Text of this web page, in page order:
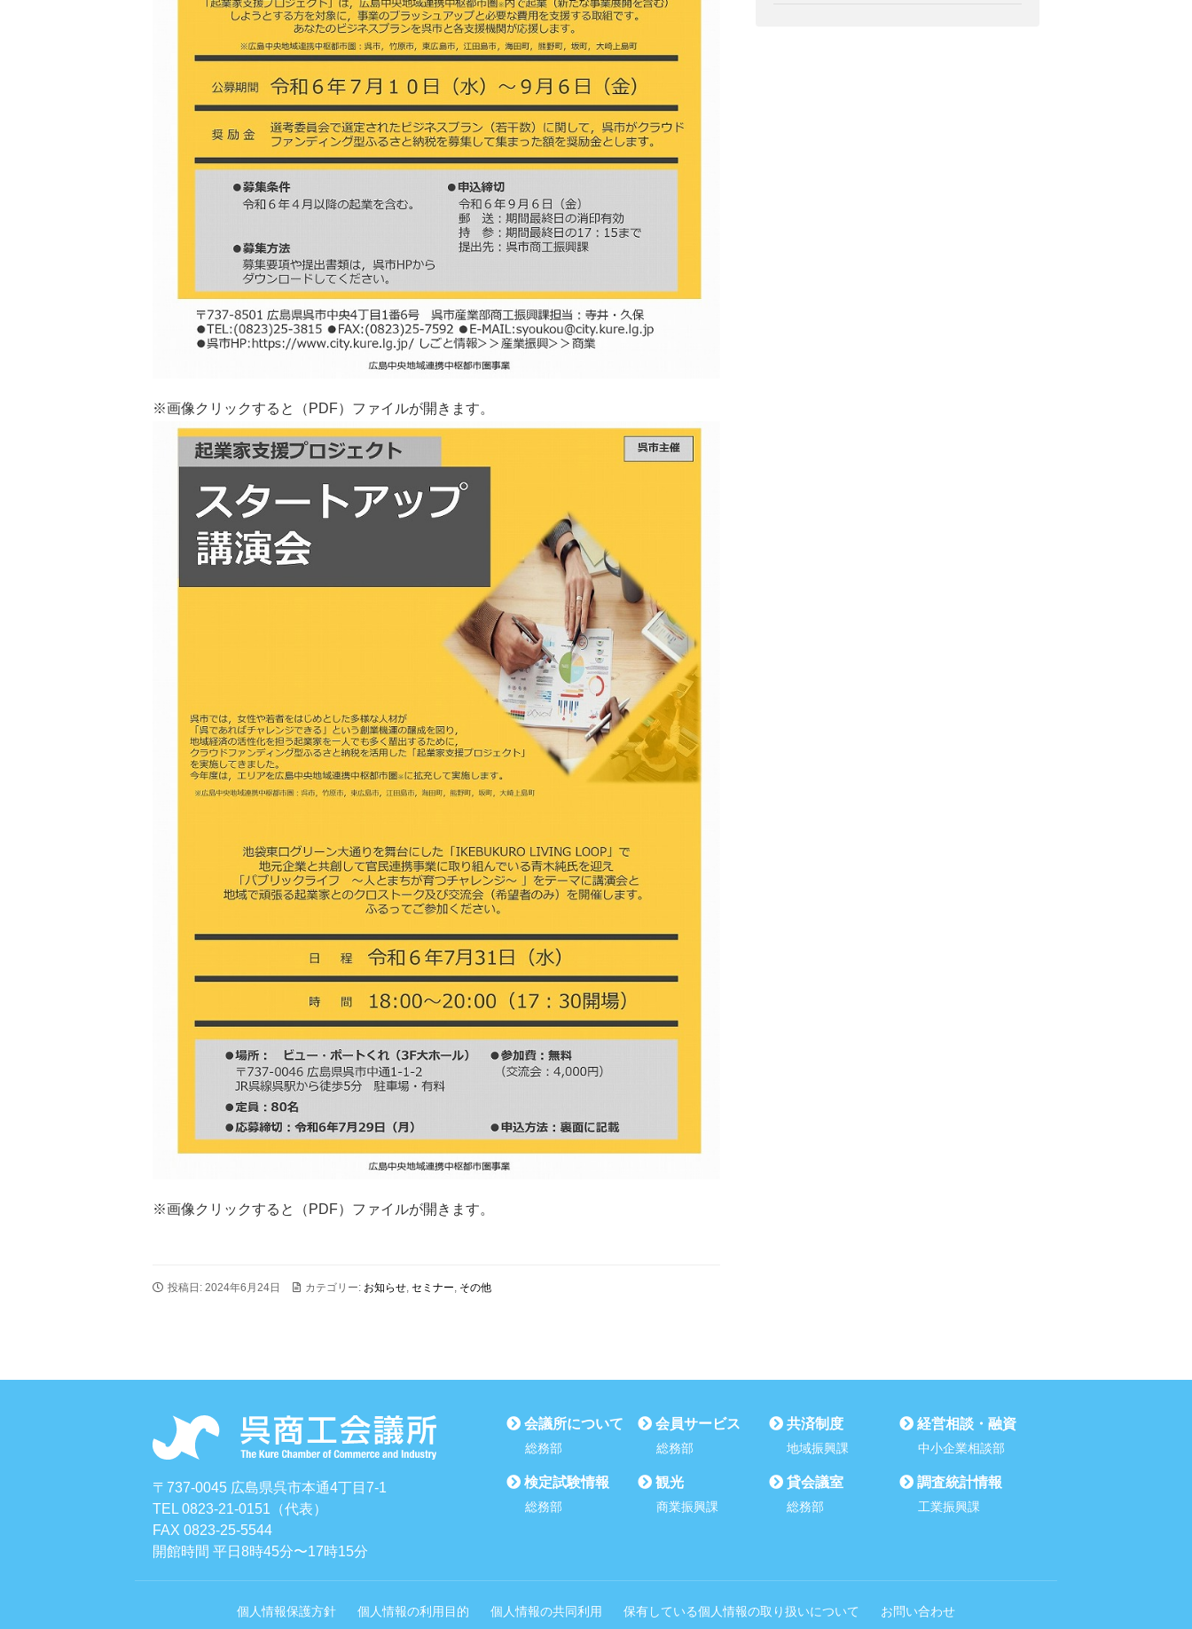
※画像クリックすると（PDF）ファイルが開きます。
※画像クリックすると（PDF）ファイルが開きます。
投稿日: 2024年6月24日 カテゴリー: お知らせ, セミナー, その他
〒737-0045 広島県呉市本通4丁目7-1
TEL 0823-21-0151（代表）
FAX 0823-25-5544
開館時間 平日8時45分〜17時15分
会議所について
総務部
会員サービス
総務部
共済制度
地域振興課
経営相談・融資
中小企業相談部
検定試験情報
総務部
観光
商業振興課
貸会議室
総務部
調査統計情報
工業振興課
個人情報保護方針 個人情報の利用目的 個人情報の共同利用 保有している個人情報の取り扱いについて お問い合わせ